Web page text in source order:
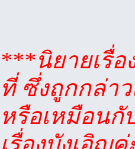
***นิยายเรื่อ
ที่ ซึ่งถูกกล่า
หรือเหมือนกั
เรื่องบังเอิญ